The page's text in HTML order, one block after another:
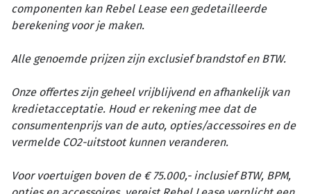
componenten kan Rebel Lease een gedetailleerde
berekening voor je maken.
Alle genoemde prijzen zijn exclusief brandstof en BTW.
Onze offertes zijn geheel vrijblijvend en afhankelijk van
kredietacceptatie. Houd er rekening mee dat de
consumentenprijs van de auto, opties/accessoires en de
vermelde CO2-uitstoot kunnen veranderen.
Voor voertuigen boven de € 75.000,- inclusief BTW, BPM,